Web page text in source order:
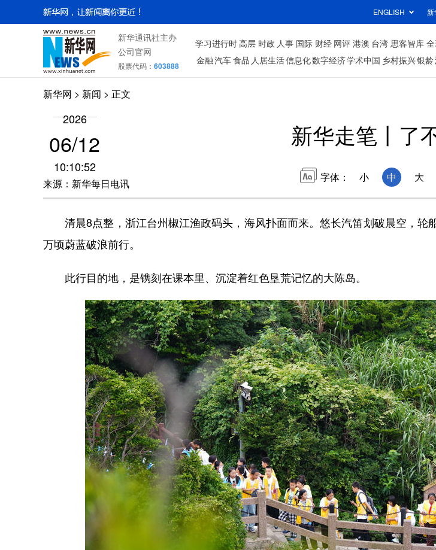
ENGLISH 新
新华通讯社主办
公司官网
股票代码： 603888
学习进行时高层 时政 人事 国际 财经 网评 港澳 台湾 思客智库
金融汽车食品 人居生活信息化数字经济学术中国 乡村振兴银龄
新华网 > 新闻 > 正文
2026
06/12
10:10:52
来源：新华每日电讯
新华走笔丨了
字体： 小 中 大
清晨8点整，浙江台州椒江渔政码头，海风扑面而来。悠长汽笛划破晨空，轮
万顷蔚蓝破浪前行。
此行目的地，是镌刻在课本里、沉淀着红色垦荒记忆的大陈岛。